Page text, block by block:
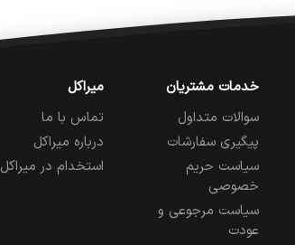
خدمات مشتریان
سوالات متداول
پیگیری سفارشات
سیاست حریم
خصوصی
سیاست مرجوعی و
عودت
میراکل
تماس با ما
درباره میراکل
استخدام در میراکل